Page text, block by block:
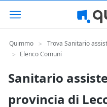
Quimmo > Trova Sanitario
> Elenco Comuni
Sanitario
provincia di